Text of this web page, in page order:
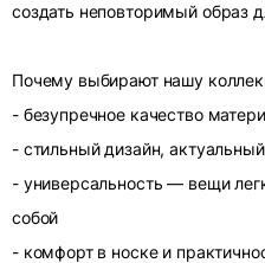
создать неповторимый образ
Почему выбирают нашу
- безупречное качество
- стильный дизайн,
- универсальность — вещи
собой
- комфорт в носке и